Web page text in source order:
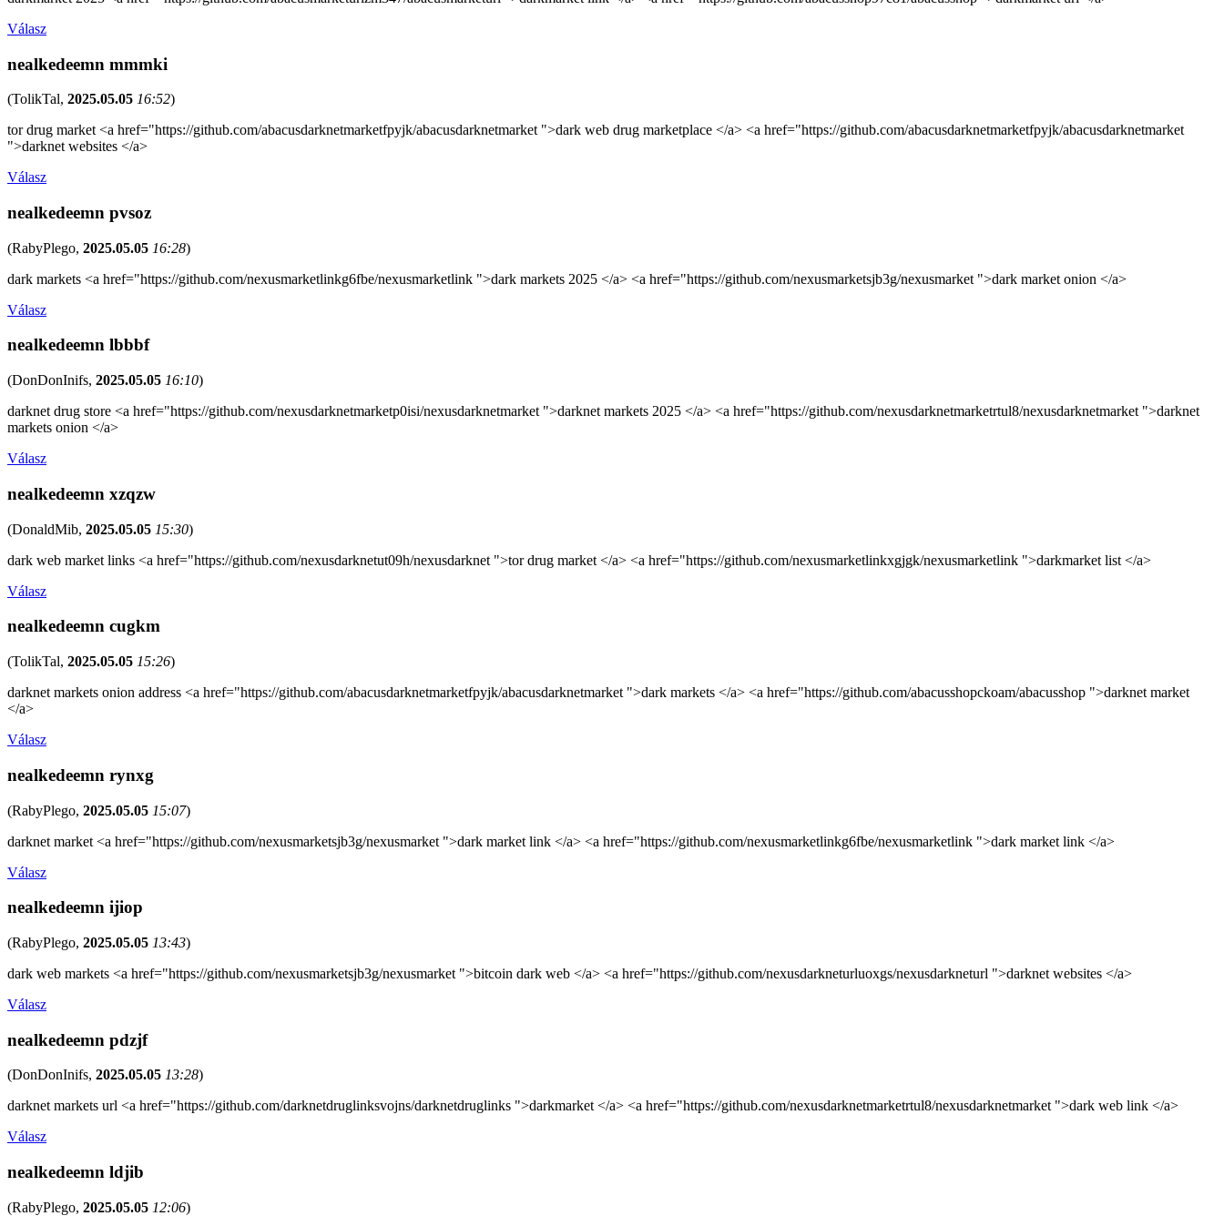
Válasz
nealkedeemn mmmki
(TolikTal, 2025.05.05 16:52)
tor drug market <a href="https://github.com/abacusdarknetmarketfpyjk/abacusdarknetmarket ">dark web drug marketplace </a> <a href="https://github.com/abacusdarknetmarketfpyjk/abacusdarknetmarket
">darknet websites </a>
Válasz
nealkedeemn pvsoz
(RabyPlego, 2025.05.05 16:28)
dark markets <a href="https://github.com/nexusmarketlinkg6fbe/nexusmarketlink ">dark markets 2025 </a> <a href="https://github.com/nexusmarketsjb3g/nexusmarket ">dark market onion </a>
Válasz
nealkedeemn lbbbf
(DonDonInifs, 2025.05.05 16:10)
darknet drug store <a href="https://github.com/nexusdarknetmarketp0isi/nexusdarknetmarket ">darknet markets 2025 </a> <a href="https://github.com/nexusdarknetmarketrtul8/nexusdarknetmarket ">darknet
markets onion </a>
Válasz
nealkedeemn xzqzw
(DonaldMib, 2025.05.05 15:30)
dark web market links <a href="https://github.com/nexusdarknetut09h/nexusdarknet ">tor drug market </a> <a href="https://github.com/nexusmarketlinkxgjgk/nexusmarketlink ">darkmarket list </a>
Válasz
nealkedeemn cugkm
(TolikTal, 2025.05.05 15:26)
darknet markets onion address <a href="https://github.com/abacusdarknetmarketfpyjk/abacusdarknetmarket ">dark markets </a> <a href="https://github.com/abacusshopckoam/abacusshop ">darknet market
</a>
Válasz
nealkedeemn rynxg
(RabyPlego, 2025.05.05 15:07)
darknet market <a href="https://github.com/nexusmarketsjb3g/nexusmarket ">dark market link </a> <a href="https://github.com/nexusmarketlinkg6fbe/nexusmarketlink ">dark market link </a>
Válasz
nealkedeemn ijiop
(RabyPlego, 2025.05.05 13:43)
dark web markets <a href="https://github.com/nexusmarketsjb3g/nexusmarket ">bitcoin dark web </a> <a href="https://github.com/nexusdarkneturluoxgs/nexusdarkneturl ">darknet websites </a>
Válasz
nealkedeemn pdzjf
(DonDonInifs, 2025.05.05 13:28)
darknet markets url <a href="https://github.com/darknetdruglinksvojns/darknetdruglinks ">darkmarket </a> <a href="https://github.com/nexusdarknetmarketrtul8/nexusdarknetmarket ">dark web link </a>
Válasz
nealkedeemn ldjib
(RabyPlego, 2025.05.05 12:06)